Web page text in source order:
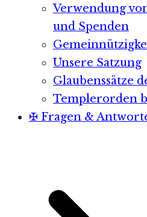
Verwendung
und Spenden
Unsere Satzung
Glaubenssätze
Templerorden
✠ Fragen &